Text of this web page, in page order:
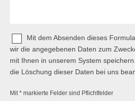
Mit dem Absenden dieses
wir die angegebenen Daten zum
mit Ihnen in unserem System
die Löschung dieser Daten bei uns
Mit * markierte Felder sind Pflichtfelder